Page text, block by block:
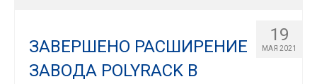
19
МАЯ 2021
ЗАВЕРШЕНО РАСШИРЕНИЕ
ЗАВОДА POLYRACK В